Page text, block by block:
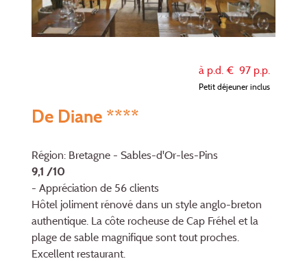
à p.d. € 97 p.p.
Petit déjeuner inclus
De Diane ****
Région: Bretagne - Sables-d'Or-les-Pins
9,1 /10
- Appréciation de 56 clients
Hôtel joliment rénové dans un style anglo-breton
authentique. La côte rocheuse de Cap Fréhel et la
plage de sable magnifique sont tout proches.
Excellent restaurant.